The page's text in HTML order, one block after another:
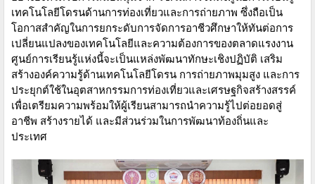
เทคโนโลยีโดรนด้านการท่องเที่ยวและการถ่ายภาพ ซึ่งถือเป็น
โอกาสสำคัญในการยกระดับการจัดการอาชีวศึกษาให้ทันต่อการ
เปลี่ยนแปลงของเทคโนโลยีและความต้องการของตลาดแรงงาน
ศูนย์การเรียนรู้แห่งนี้จะเป็นแหล่งพัฒนาทักษะเชิงปฏิบัติ เสริม
สร้างองค์ความรู้ด้านเทคโนโลยีโดรน การถ่ายภาพมุมสูง และการ
ประยุกต์ใช้ในอุตสาหกรรมการท่องเที่ยวและเศรษฐกิจสร้างสรรค์
เพื่อเตรียมความพร้อมให้ผู้เรียนสามารถนำความรู้ไปต่อยอดสู่
อาชีพ สร้างรายได้ และมีส่วนร่วมในการพัฒนาท้องถิ่นและ
ประเทศ